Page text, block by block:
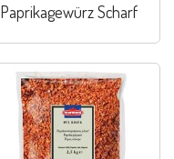
Paprikagewürz Scharf